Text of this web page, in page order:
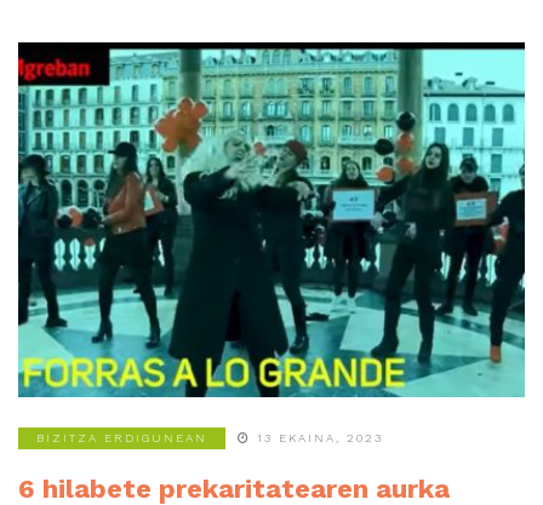
BIZITZA ERDIGUNEAN 13 EKAINA, 2023
6 hilabete prekaritatearen aurka